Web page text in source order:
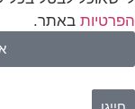
הפרטיות באתר.